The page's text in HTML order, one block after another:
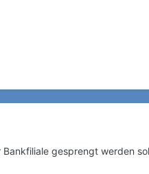
gesprengt werden